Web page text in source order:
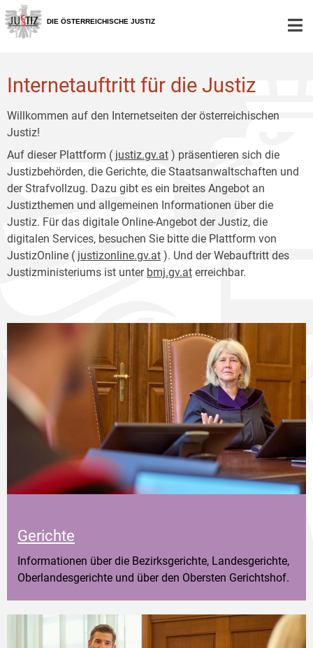
Zur
Hauptnavigation
[1]
Zum
Inhalt
[2]
DIE ÖSTERREICHISCHE JUSTIZ
Internetauftritt für die Justiz
Willkommen auf den Internetseiten der österreichischen
Justiz!
Auf dieser Plattform ( justiz.gv.at ) präsentieren sich die
Justizbehörden, die Gerichte, die Staatsanwaltschaften und
der Strafvollzug. Dazu gibt es ein breites Angebot an
Justizthemen und allgemeinen Informationen über die
Justiz. Für das digitale Online-Angebot der Justiz, die
digitalen Services, besuchen Sie bitte die Plattform von
JustizOnline ( justizonline.gv.at ). Und der Webauftritt des
Justizministeriums ist unter bmj.gv.at erreichbar.
Gerichte
Informationen über die Bezirksgerichte, Landesgerichte,
Oberlandesgerichte und über den Obersten Gerichtshof.